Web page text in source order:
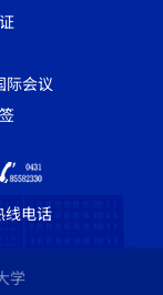
际会议
线电话
学